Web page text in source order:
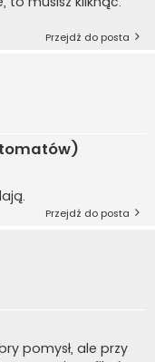
Przejdź do posta
Przejdź do posta
pomysł, ale przy